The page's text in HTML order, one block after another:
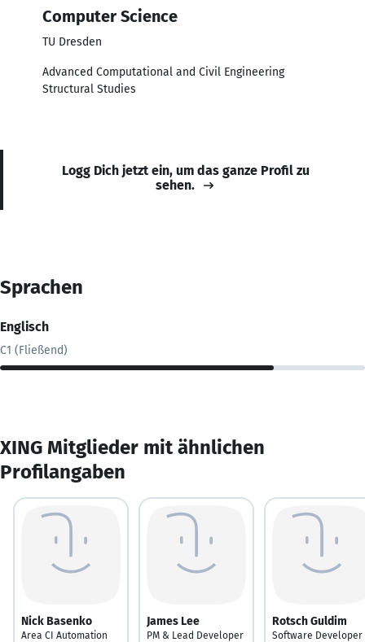
Computer Science
TU Dresden
Advanced Computational and Civil Engineering
Structural Studies
Logg Dich jetzt ein, um das ganze Profil zu
sehen.
Sprachen
Englisch
C1 (Fließend)
XING Mitglieder mit ähnlichen
Profilangaben
Nick Basenko
Area CI Automation
James Lee
PM & Lead Developer
Rotsch Guldim
Software Developer